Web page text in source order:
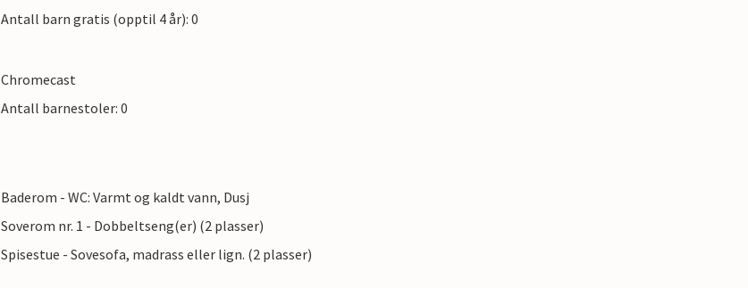
Antall barn gratis (opptil 4 år): 0
Chromecast
Antall barnestoler: 0
Baderom - WC: Varmt og kaldt vann, Dusj
Soverom nr. 1 - Dobbeltseng(er) (2 plasser)
Spisestue - Sovesofa, madrass eller lign. (2 plasser)